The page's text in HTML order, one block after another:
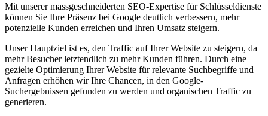
Mit unserer massgeschneiderten SEO-Expertise für Schlüsseldienste
können Sie Ihre Präsenz bei Google deutlich verbessern, mehr
potenzielle Kunden erreichen und Ihren Umsatz steigern.
Unser Hauptziel ist es, den Traffic auf Ihrer Website zu steigern, da
mehr Besucher letztendlich zu mehr Kunden führen. Durch eine
gezielte Optimierung Ihrer Website für relevante Suchbegriffe und
Anfragen erhöhen wir Ihre Chancen, in den Google-
Suchergebnissen gefunden zu werden und organischen Traffic zu
generieren.